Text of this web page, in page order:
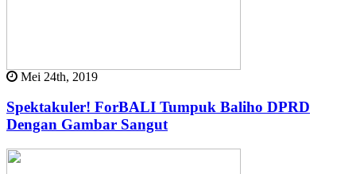
Mei 24th, 2019
Spektakuler! ForBALI Tumpuk Baliho DPRD
Dengan Gambar Sangut